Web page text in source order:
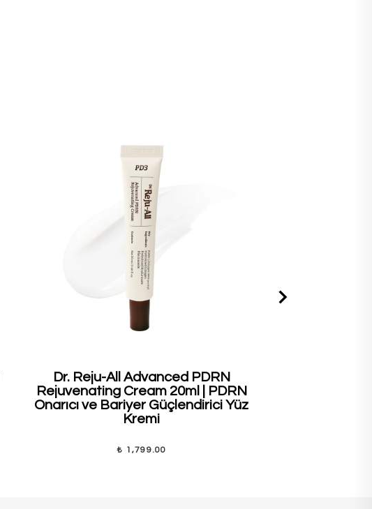
Dr. Reju-All Advanced PDRN
Rejuvenating Cream 20ml | PDRN
Onarıcı ve Bariyer Güçlendirici Yüz
Kremi
₺ 1,799.00